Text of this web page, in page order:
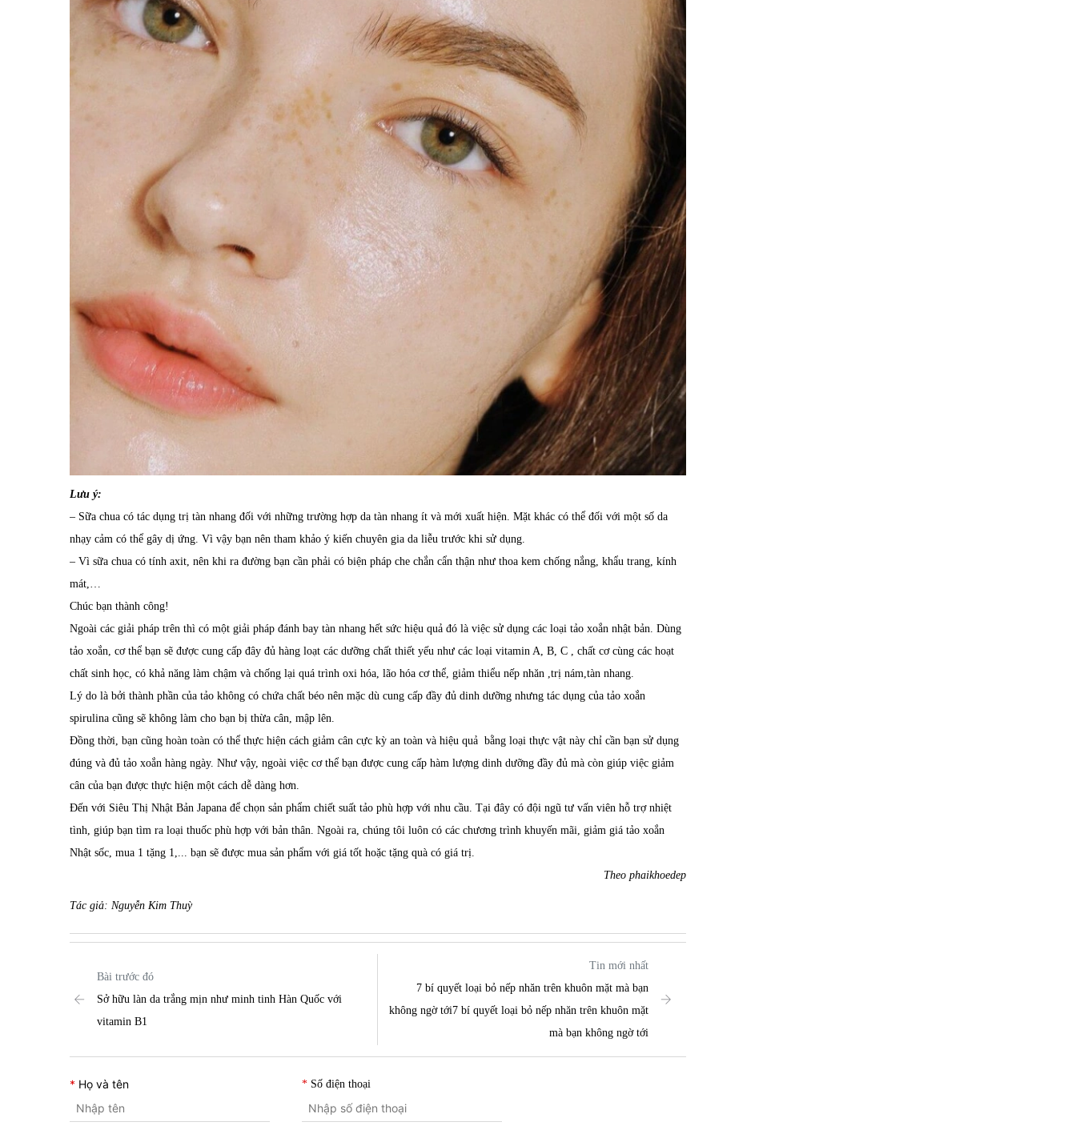
Lưu ý:
– Sữa chua có tác dụng trị tàn nhang đối với những trường hợp da tàn nhang ít và mới xuất hiện. Mặt khác có thể đối với một số da
nhạy cảm có thể gây dị ứng. Vì vậy bạn nên tham khảo ý kiến chuyên gia da liễu trước khi sử dụng.
– Vì sữa chua có tính axit, nên khi ra đường bạn cần phải có biện pháp che chắn cẩn thận như thoa kem chống nắng, khẩu trang, kính
mát,…
Chúc bạn thành công!
Ngoài các giải pháp trên thì có một giải pháp đánh bay tàn nhang hết sức hiệu quả đó là việc sử dụng các loại tảo xoắn nhật bản . Dùng
tảo xoắn, cơ thể bạn sẽ được cung cấp đây đủ hàng loạt các dưỡng chất thiết yếu như các loại vitamin A, B, C , chất cơ cùng các hoạt
chất sinh học, có khả năng làm chậm và chống lại quá trình oxi hóa, lão hóa cơ thể, giảm thiểu nếp nhăn ,trị nám,tàn nhang.
Lý do là bởi thành phần của tảo không có chứa chất béo nên mặc dù cung cấp đầy đủ dinh dưỡng nhưng tác dụng của tảo xoắn
spirulina cũng sẽ không làm cho bạn bị thừa cân, mập lên.
Đồng thời, bạn cũng hoàn toàn có thể thực hiện cách giảm cân cực kỳ an toàn và hiệu quả bằng loại thực vật này chỉ cần bạn sử dụng
đúng và đủ tảo xoắn hàng ngày. Như vậy, ngoài việc cơ thể bạn được cung cấp hàm lượng dinh dưỡng đầy đủ mà còn giúp việc giảm
cân của bạn được thực hiện một cách dễ dàng hơn.
Đến với Siêu Thị Nhật Bản Japana để chọn sản phẩm chiết suất tảo phù hợp với nhu cầu. Tại đây có đội ngũ tư vấn viên hỗ trợ nhiệt
tình, giúp bạn tìm ra loại thuốc phù hợp với bản thân. Ngoài ra, chúng tôi luôn có các chương trình khuyến mãi, giảm giá tảo xoắn
Nhật sốc, mua 1 tặng 1,... bạn sẽ được mua sản phẩm với giá tốt hoặc tặng quà có giá trị.
Theo phaikhoedep
Tác giả: Nguyễn Kim Thuỳ
Bài trước đó
Sở hữu làn da trắng mịn như minh tinh Hàn Quốc với
vitamin B1
Tin mới nhất
7 bí quyết loại bỏ nếp nhăn trên khuôn mặt mà bạn
không ngờ tới7 bí quyết loại bỏ nếp nhăn trên khuôn mặt
mà bạn không ngờ tới
Họ và tên Số điện thoại